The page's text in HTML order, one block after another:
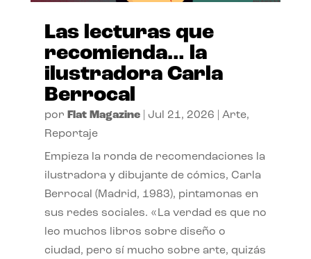
Las lecturas que
recomienda… la
ilustradora Carla
Berrocal
por Flat Magazine| Jul 21, 2026 Arte,
Reportaje
Empieza la ronda de recomendaciones la
ilustradora y dibujante de cómics, Carla
Berrocal (Madrid, 1983), pintamonas en
sus redes sociales. «La verdad es que no
leo muchos libros sobre diseño o
ciudad, pero sí mucho sobre arte, quizás